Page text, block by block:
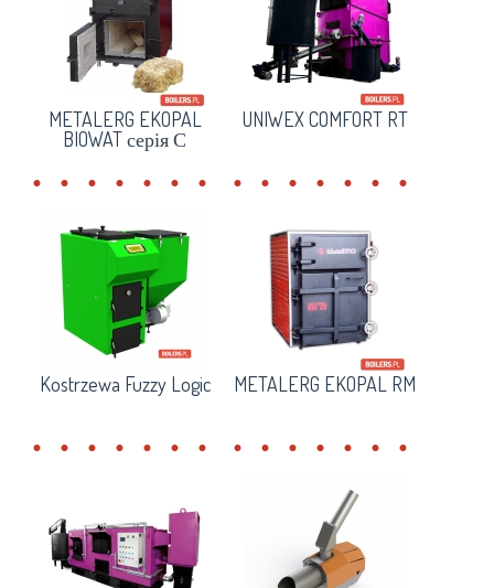
METALERG EKOPAL
BIOWAT серія С
UNIWEX COMFORT RT
Kostrzewa Fuzzy Logic METALERG EKOPAL RM